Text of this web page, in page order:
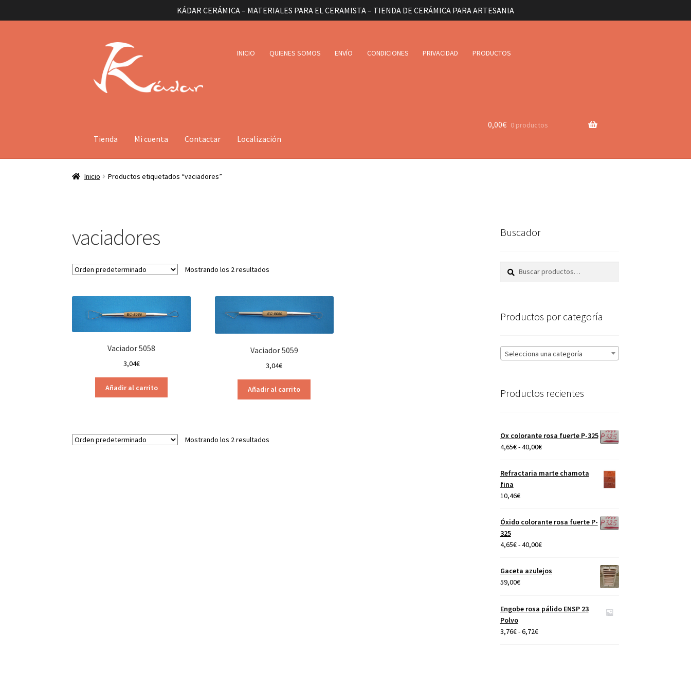
KÁDAR CERÁMICA – MATERIALES PARA EL CERAMISTA – TIENDA DE CERÁMICA PARA ARTESANIA
navegación
contenido
INICIO QUIENES SOMOS ENVÍO CONDICIONES PRIVACIDAD PRODUCTOS
Tienda Mi cuenta Contactar Localización
0,00€ 0 productos
Inicio Productos etiquetados “vaciadores”
vaciadores
Mostrando los 2 resultados
Vaciador 5058
3,04€
Añadir al carrito
Vaciador 5059
3,04€
Añadir al carrito
Mostrando los 2 resultados
Buscador
Buscar
Buscar
Productos por categoría
Selecciona una categoría
Productos recientes
Ox colorante rosa fuerte P-325
4,65€-40,00€Rango
precios:
Refractaria marte chamota
fina
10,46€
Óxido colorante rosa fuerte P-
325
4,65€-40,00€Rango
precios:
desde
40,00€
Gaceta azulejos
59,00€
Engobe rosa pálido ENSP 23
Polvo
3,76€-6,72€Rango